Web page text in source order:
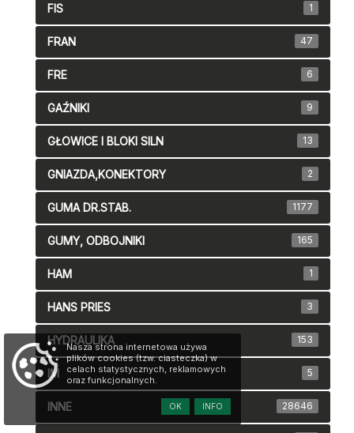
FIS 1
FRAN 47
FRE 6
GAŹNIKI 9
GŁOWICE I BLOKI SILN 13
GNIAZDA,KONEKTORY 2
GUMA DR.STAB. 1177
GUMY, ODBOJNIKI 165
HAM 1
HANS PRIES 3
HYDRAULIKA 153
IM 5
INNE 28646
Nasza strona internetowa używa
plików cookies (tzw. ciasteczka) w
celach statystycznych, reklamowych
oraz funkcjonalnych.
INFO
OK